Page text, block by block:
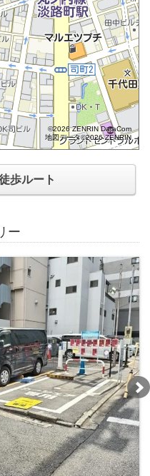
©2026 ZENRIN DataCom
地図データ©2026 ZENRIN
歩ルート
ー